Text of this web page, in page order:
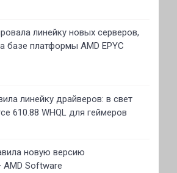
линейку новых серверов,
базе платформы AMD EPYC
линейку драйверов: в свет
610.88 WHQL для геймеров
новую версию
Software